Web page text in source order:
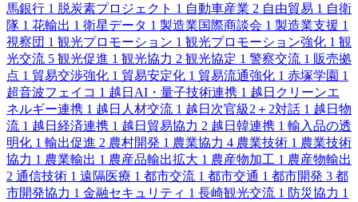
馬銀行 1 脱炭素プロジェクト 1 自動車産業 2 自由貿易 1 自衛
隊 1 花輸出 1 衛星データ 1 製造業国際商談会 1 製造業支援 1
視察団 1 観光プロモーション 1 観光プロモーション強化 1 観
光交流 5 観光促進 1 観光協力 2 観光協定 1 警察交流 1 販売拠
点 1 貿易交渉強化 1 貿易安定化 1 貿易流通強化 1 赤塚学園 1
超音波フェイコ 1 越日AI・量子技術連携 1 越日クリーンエ
ネルギー連携 1 越日人材交流 1 越日次官級2＋2対話 1 越日物
流 1 越日経済連携 1 越日貿易協力 2 越日韓連携 1 輸入品の透
明化 1 輸出促進 2 農村開発 1 農業協力 4 農業技術 1 農業技術
協力 1 農業輸出 1 農産品輸出拡大 1 農産物加工 1 農産物輸出
2 通信技術 1 遠隔医療 1 都市交流 1 都市交通 1 都市開発 3 都
市開発協力 1 金融セキュリティ 1 長崎観光交流 1 防災協力 1